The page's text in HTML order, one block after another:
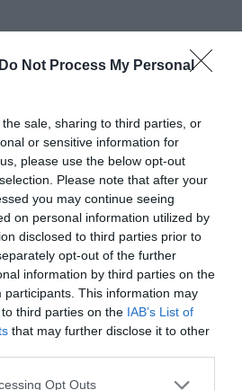
Do Not Process My Personal
sale, sharing to third parties, or
or sensitive information for
please use the below opt-out
Please note that after your
you may continue seeing
on personal information utilized by
disclosed to third parties prior to
opt-out of the further
information by third parties on the
participants. This information may
third parties on the IAB’s List of
that may further disclose it to other
Opt Outs